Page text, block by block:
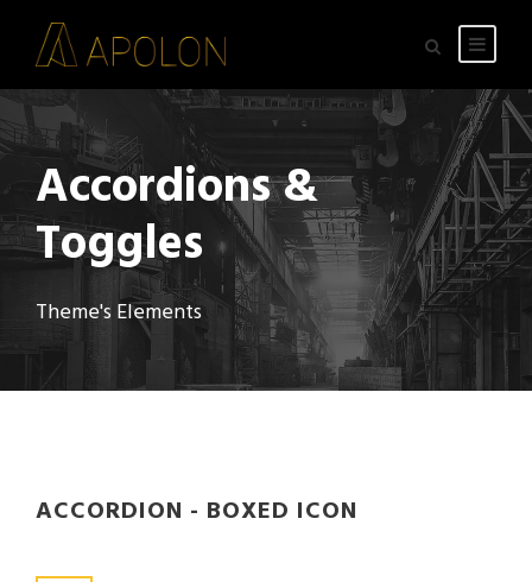
Accordions &
Toggles
Theme's Elements
ACCORDION - BOXED ICON